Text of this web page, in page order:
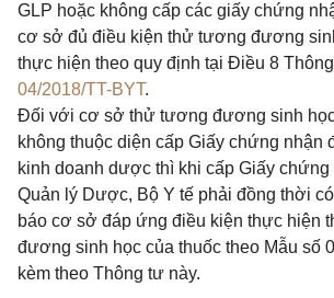
GLP hoặc không cấp các giấy chứng
cơ sở đủ điều kiện thử tương đương
thực hiện theo quy định tại Điều 8
04/2018/TT-BYT.
Đối với cơ sở thử tương đương sinh
không thuộc diện cấp Giấy chứng nhận
kinh doanh dược thì khi cấp Giấy chứng
Quản lý Dược, Bộ Y tế phải đồng thời
báo cơ sở đáp ứng điều kiện thực hiện
đương sinh học của thuốc theo Mẫu số
kèm theo Thông tư này.